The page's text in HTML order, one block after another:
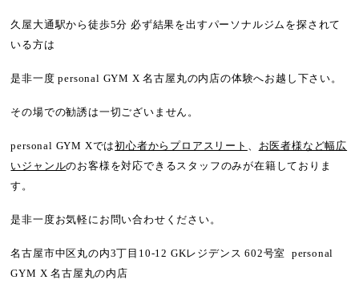
久屋大通駅から徒歩5分 必ず結果を出すパーソナルジムを探されて
いる方は
是非一度 personal GYM X 名古屋丸の内店の体験へお越し下さい。
その場での勧誘は一切ございません。
personal GYM Xでは初心者からプロアスリート 、 お医者様など幅広
いジャンルのお客様を対応できるスタッフのみが在籍しておりま
す。
是非一度お気軽にお問い合わせください。
名古屋市中区丸の内3丁目10-12 GKレジデンス 602号室 personal
GYM X 名古屋丸の内店